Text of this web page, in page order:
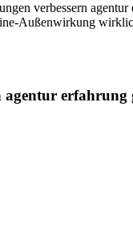
verbessern
agentur